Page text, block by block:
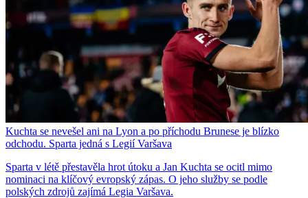
Kuchta se nevešel ani na Lyon a po příchodu Brunese je blízko
odchodu. Sparta jedná s Legií Varšava
Sparta v létě přestavěla hrot útoku a Jan Kuchta se ocitl mimo
nominaci na klíčový evropský zápas. O jeho služby se podle
polských zdrojů zajímá Legia Varšava.